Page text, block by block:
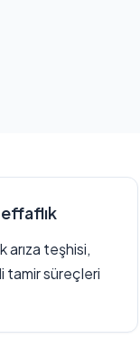
arıza teşhisi,
tamir süreçleri